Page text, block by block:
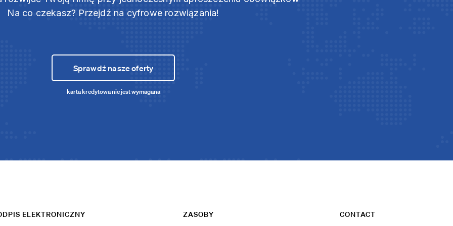
Na co czekasz? Przejdź na cyfrowe rozwiązania!
Sprawdź nasze oferty
karta kredytowa nie jest wymagana
ELEKTRONICZNY ZASOBY CONTACT